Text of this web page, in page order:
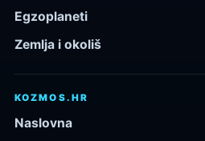
Egzoplaneti
Zemlja i okoliš
KOZMOS.HR
Naslovna